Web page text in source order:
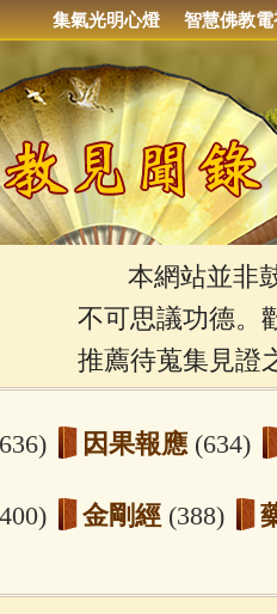
集氣光明心燈 智慧佛教電
本網站並非鼓
不可思議功德。
推薦待蒐集見證
因果報應 (634)
金剛經 (388)
地藏經(225)